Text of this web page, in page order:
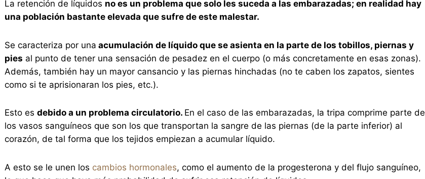
La retención de líquidos no es un problema que solo les suceda a las embarazadas; en realidad hay
una población bastante elevada que sufre de este malestar.
Se caracteriza por una acumulación de líquido que se asienta en la parte de los tobillos, piernas y
pies al punto de tener una sensación de pesadez en el cuerpo (o más concretamente en esas zonas).
Además, también hay un mayor cansancio y las piernas hinchadas (no te caben los zapatos, sientes
como si te aprisionaran los pies, etc.).
Esto es debido a un problema circulatorio. En el caso de las embarazadas, la tripa comprime parte de
los vasos sanguíneos que son los que transportan la sangre de las piernas (de la parte inferior) al
corazón, de tal forma que los tejidos empiezan a acumular líquido.
A esto se le unen los cambios hormonales, como el aumento de la progesterona y del flujo sanguíneo,